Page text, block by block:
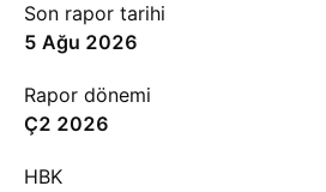
Son rapor tarihi
5 Ağu 2026
Rapor dönemi
Ç2 2026
HBK